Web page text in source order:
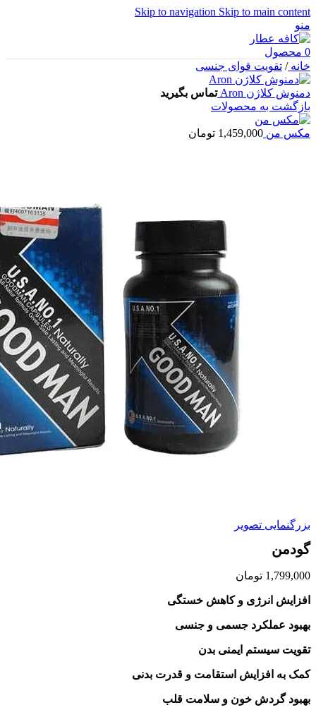
Skip to navigation Skip to main content
منو
0 محصول
خانه/ تقویت قوای جنسی
دمنوش کلاژن Aron
تماس بگیرید
بازگشت به محصولات
مکس من 1,459,000 تومان
بزرگنمایی تصویر
گودمن
1,799,000 تومان
افزایش انرژی و کاهش خستگی
بهبود عملکرد جسمی و جنسی
تقویت سیستم ایمنی بدن
کمک به افزایش استقامت و قدرت بدنی
بهبود گردش خون و سلامت قلب